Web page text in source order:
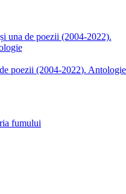
poezii (2004-2022). Antologie